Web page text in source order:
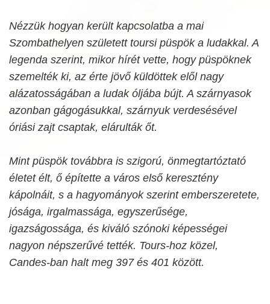
Nézzük hogyan került kapcsolatba a mai
Szombathelyen született toursi püspök a ludakkal. A
legenda szerint, mikor hírét vette, hogy püspöknek
szemelték ki, az érte jövő küldöttek elől nagy
alázatosságában a ludak óljába bújt. A szárnyasok
azonban gágogásukkal, szárnyuk verdesésével
óriási zajt csaptak, elárulták őt.
Mint püspök továbbra is szigorú, önmegtartóztató
életet élt, ő építette a város első keresztény
kápolnáit, s a hagyományok szerint emberszeretete,
jósága, irgalmassága, egyszerűsége,
igazságossága, és kiváló szónoki képességei
nagyon népszerűvé tették. Tours-hoz közel,
Candes-ban halt meg 397 és 401 között.